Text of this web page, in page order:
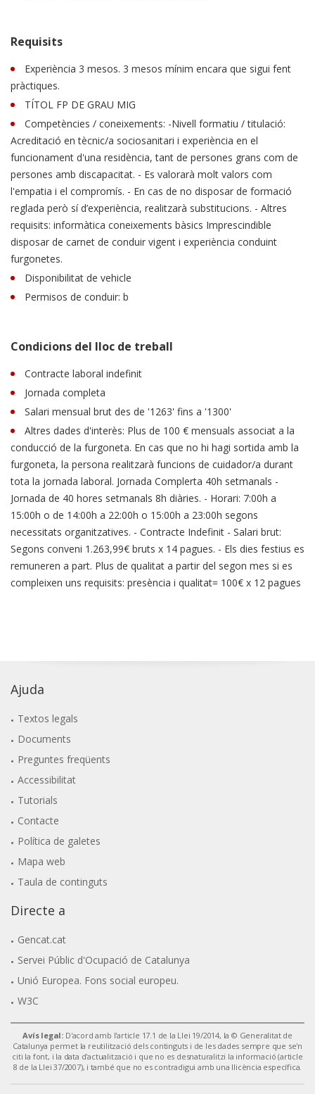
Requisits
Experiència 3 mesos. 3 mesos mínim encara que sigui fent
pràctiques.
TÍTOL FP DE GRAU MIG
Competències / coneixements: -Nivell formatiu / titulació:
Acreditació en tècnic/a sociosanitari i experiència en el
funcionament d'una residència, tant de persones grans com de
persones amb discapacitat. - Es valorarà molt valors com
l'empatia i el compromís. - En cas de no disposar de formació
reglada però sí d’experiència, realitzarà substitucions. - Altres
requisits: informàtica coneixements bàsics Imprescindible
disposar de carnet de conduir vigent i experiència conduint
furgonetes.
Disponibilitat de vehicle
Permisos de conduir: b
Condicions del lloc de treball
Contracte laboral indefinit
Jornada completa
Salari mensual brut des de '1263' fins a '1300'
Altres dades d'interès: Plus de 100 € mensuals associat a la
conducció de la furgoneta. En cas que no hi hagi sortida amb la
furgoneta, la persona realitzarà funcions de cuidador/a durant
tota la jornada laboral. Jornada Complerta 40h setmanals -
Jornada de 40 hores setmanals 8h diàries. - Horari: 7:00h a
15:00h o de 14:00h a 22:00h o 15:00h a 23:00h segons
necessitats organitzatives. - Contracte Indefinit - Salari brut:
Segons conveni 1.263,99€ bruts x 14 pagues. - Els dies festius es
remuneren a part. Plus de qualitat a partir del segon mes si es
compleixen uns requisits: presència i qualitat= 100€ x 12 pagues
Ajuda
Textos legals
Documents
Preguntes freqüents
Accessibilitat
Tutorials
Contacte
Política de galetes
Mapa web
Taula de continguts
Directe a
Gencat.cat
Servei Públic d'Ocupació de Catalunya
Unió Europea. Fons social europeu.
W3C
Avís legal: D'acord amb l'article 17.1 de la Llei 19/2014, la © Generalitat de
Catalunya permet la reutilització dels continguts i de les dades sempre que se'n
citi la font, i la data d'actualització i que no es desnaturalitzi la informació (article
8 de la Llei 37/2007), i també que no es contradigui amb una llicència específica.